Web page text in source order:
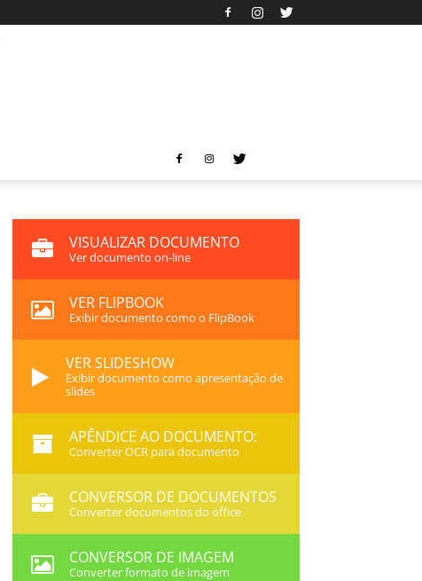
VISUALIZAR DOCUMENTO
Ver documento on-line
VER FLIPBOOK
Exibir documento como o FlipBook
VER SLIDESHOW
Exibir documento como apresentação de
slides
APÊNDICE AO DOCUMENTO:
Converter OCR para documento
CONVERSOR DE DOCUMENTOS
Converter documentos do office
CONVERSOR DE IMAGEM
Converter formato de imagem